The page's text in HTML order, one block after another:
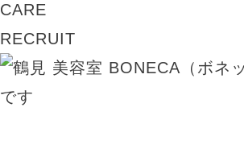
CARE
RECRUIT